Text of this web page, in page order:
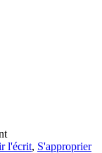
l'écrit, S'approprier